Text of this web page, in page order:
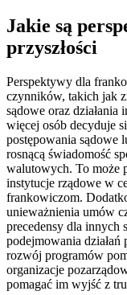
Jakie są
przyszłości
Perspektywy dla
czynników, takich jak
sądowe oraz
więcej osób decyduje
postępowania sądowe
rosnącą świadomość
walutowych. To może
instytucje rządowe w
frankowiczom.
unieważnienia umów
precedensy dla innych
podejmowania działań
rozwój programów
organizacje
pomagać im wyjść z